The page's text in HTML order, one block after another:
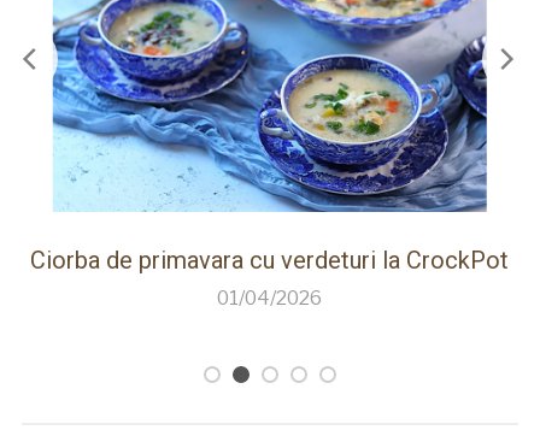
Paine de casa rapida la Thermomix cu faina
care creste singura